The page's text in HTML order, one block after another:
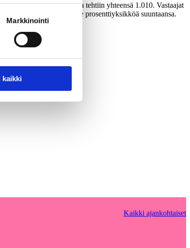
Markkinointi
kaikki
Haastatteluja tehtiin yhteensä 1.010. Vastaajat
vajaat kolme prosenttiyksikköä suuntaansa.
Kaikki ajankohtaiset